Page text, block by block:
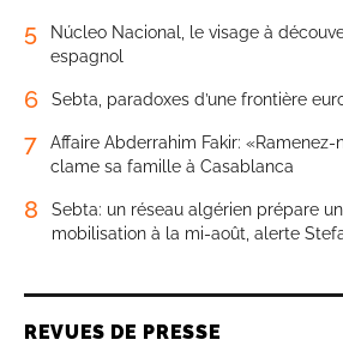
5
Núcleo Nacional, le visage à
espagnol
6 Sebta, paradoxes d’une frontière
7
Affaire Abderrahim Fakir: «Ramenez-
clame sa famille à Casablanca
8
Sebta: un réseau algérien prépare
mobilisation à la mi-août, alerte
REVUES DE PRESSE